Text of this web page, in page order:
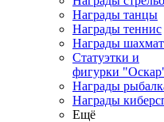
Награды танцы
Награды теннис
Награды
Статуэтки и
фигурки
Награды
Награды
Ещё